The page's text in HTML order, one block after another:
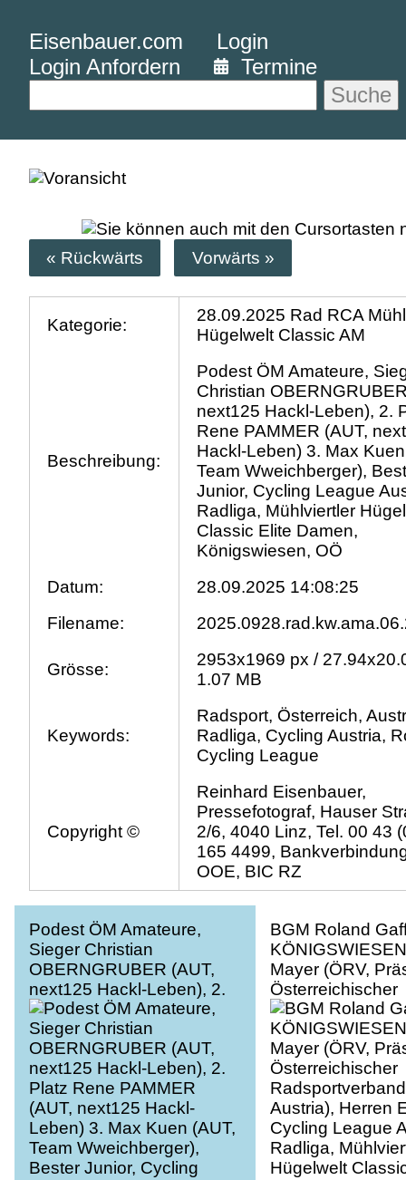
Eisenbauer.com
Login
Login Anfordern
Termine
Suche
« Rückwärts Vorwärts »
Kategorie:
28.09.2025 Rad RCA
Hügelwelt Classic AM
Beschreibung:
Podest ÖM Amateure,
Christian
next125 Hackl-Leben), 2.
Rene PAMMER (AUT,
Hackl-Leben) 3. Max
Team Wweichberger),
Junior, Cycling League
Radliga, Mühlviertler
Classic Elite Damen,
Königswiesen, OÖ
Datum:
28.09.2025 14:08:25
Filename:
Grösse:
2953x1969 px /
1.07 MB
Keywords:
Radsport, Österreich,
Radliga, Cycling Austria,
Cycling League
Copyright ©
Reinhard Eisenbauer,
Pressefotograf, Hauser
2/6, 4040 Linz, Tel. 00 43
165 4499,
OOE, BIC RZ
Podest ÖM Amateure,
Sieger Christian
OBERNGRUBER (AUT,
next125 Hackl-Leben), 2.
Platz Rene PAMMER
(AUT, next125 Hackl-
Leben) 3. Max Kuen (AUT,
Team Wweichberger),
Bester Junior, Cycling
League Austria Radliga,
Mühlviertler Hügelwelt
Classic Elite Damen,
Königswiesen, OÖ
BGM Roland
Mayer (ÖRV,
Österreichischer
Austria), Herren
Cycling League
Radliga,
Hügelwelt
Damen,
OÖ